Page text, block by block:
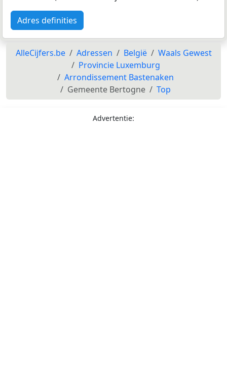
Adres definities
AlleCijfers.be Adressen België
Waals Gewest
Provincie Luxemburg
Arrondissement Bastenaken
Gemeente Bertogne
Top
Advertentie: